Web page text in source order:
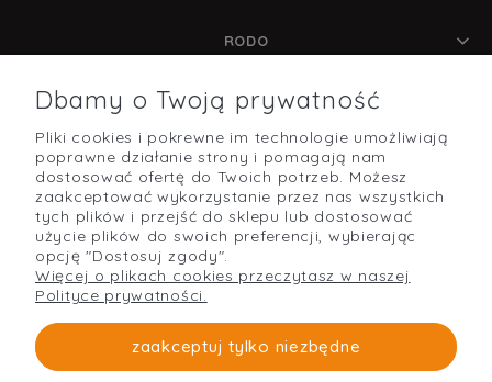
RODO
POMOC
O NAS
PŁATNOŚCI I DOSTAWA
Dbamy o Twoją prywatność
Pliki cookies i pokrewne im technologie umożliwiają
poprawne działanie strony i pomagają nam
dostosować ofertę do Twoich potrzeb. Możesz
zaakceptować wykorzystanie przez nas wszystkich
tych plików i przejść do sklepu lub dostosować
użycie plików do swoich preferencji, wybierając
opcję "Dostosuj zgody".
Więcej o plikach cookies przeczytasz w naszej
Polityce prywatności.
zaakceptuj tylko niezbędne